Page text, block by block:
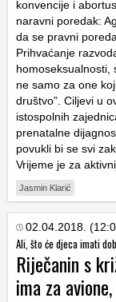
konvencije i
naravni poredak:
da se pravni
Prihvaćanje
homoseksualnosti,
ne samo za one
društvo”. Ciljevi u
istospolnih
prenatalne
povukli bi se svi
Vrijeme je za
Jasmin Klarić
02.04.2018.
Ali, što će djeca imati
Riječanin s
ima za